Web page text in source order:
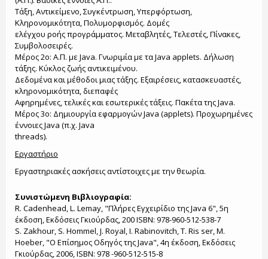
Τάξη, Αντικείμενο, Συγκέντρωση, Υπερφόρτωση,
Κληρονομικότητα, Πολυμορφισμός. Δομές
ελέγχου ροής προγράμματος. Μεταβλητές, Τελεστές, Πίνακες,
Συμβολοσειρές.
Μέρος 2ο: Α.Π. με Java. Γνωριμία με τα Java applets. Δήλωση
τάξης. Κύκλος ζωής αντικειμένου.
Δεδομένα και μέθοδοι μιας τάξης. Εξαιρέσεις, κατασκευαστές,
κληρονομικότητα, διεπαφές
Αφηρημένες, τελικές και εσωτερικές τάξεις. Πακέτα της Java.
Μέρος 3ο: Δημιουργία εφαρμογών Java (applets). Προχωρημένες
έννοιες Java (π.χ. Java
threads).
Εργαστήριο
Εργαστηριακές ασκήσεις αντίστοιχες με την θεωρία.
Συνιστώμενη Βιβλιογραφία:
R. Cadenhead, L. Lemay, "Πλήρες Εγχειρίδιο της Java 6", 5η
έκδοση, Εκδόσεις Γκιούρδας, 200 ISBN: 978-960-512-538-7
S. Zakhour, S. Hommel, J. Royal, I. Rabinovitch, T. Ris ser, M.
Hoeber, "Ο Επίσημος Οδηγός της Java", 4η έκδοση, Εκδόσεις
Γκιούρδας, 2006, ISBN: 978 -960-512-515-8